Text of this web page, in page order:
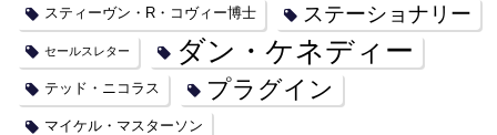
スティーヴン・R・コヴィー博士 ステーショナリー
セールスレター ダン・ケネディー
テッド・ニコラス プラグイン
マイケル・マスターソン